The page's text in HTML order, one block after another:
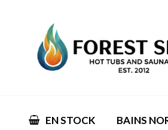
EN STOCK BAINS